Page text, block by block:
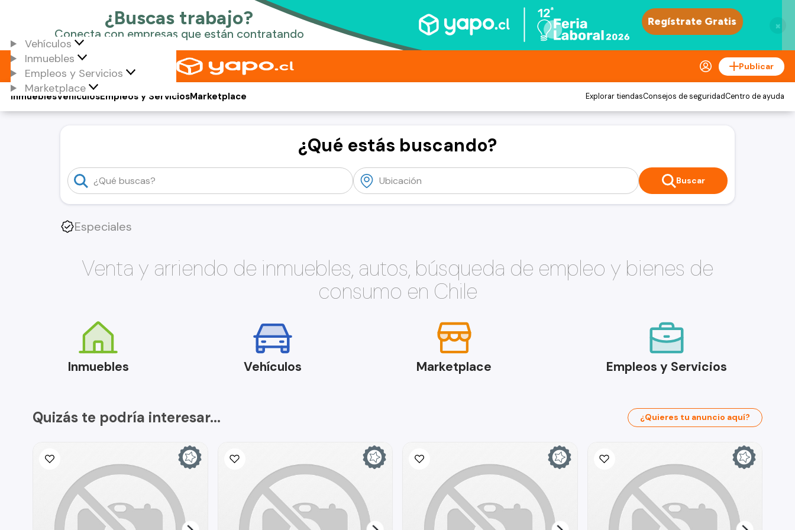
×
Vehículos
Inmuebles
Empleos y Servicios
Marketplace
Publicar
Vehículos
Inmuebles Empleos y ServiciosMarketplace Explorar tiendasConsejos de seguridadCentro de ayuda
¿Qué estás buscando?
Buscar
Especiales
Venta y arriendo de inmuebles, autos, búsqueda de empleo y bienes de
consumo en Chile
Inmuebles Vehículos Marketplace Empleos y Servicios
Quizás te podría interesar... ¿Quieres tu anuncio aquí?